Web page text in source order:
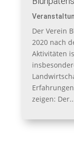
Der Verein
2020 nach
Aktivitäten
zeigen: